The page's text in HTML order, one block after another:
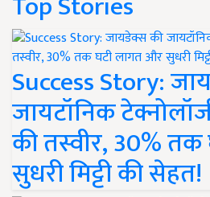
Success Story:
जायटॉनिक
की तस्वीर, 30%
सुधरी मिट्टी की सेहत!